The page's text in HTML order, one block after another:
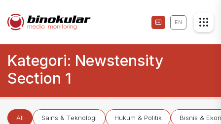
EN
Kategori: Newstensity
Section 1
All Sains & Teknologi Hukum & Politik Bisnis &